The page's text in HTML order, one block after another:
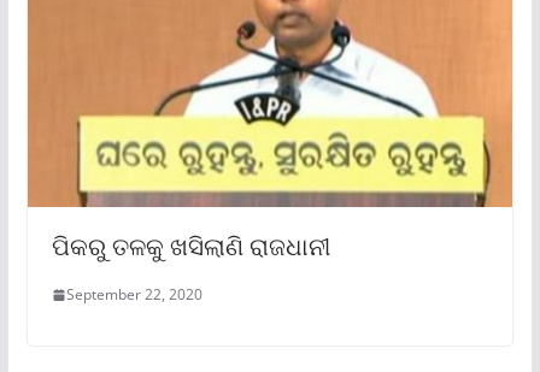
ପିକରୁ ତଳକୁ ଖସିଲାଣି ରାଜଧାନୀ
September 22, 2020